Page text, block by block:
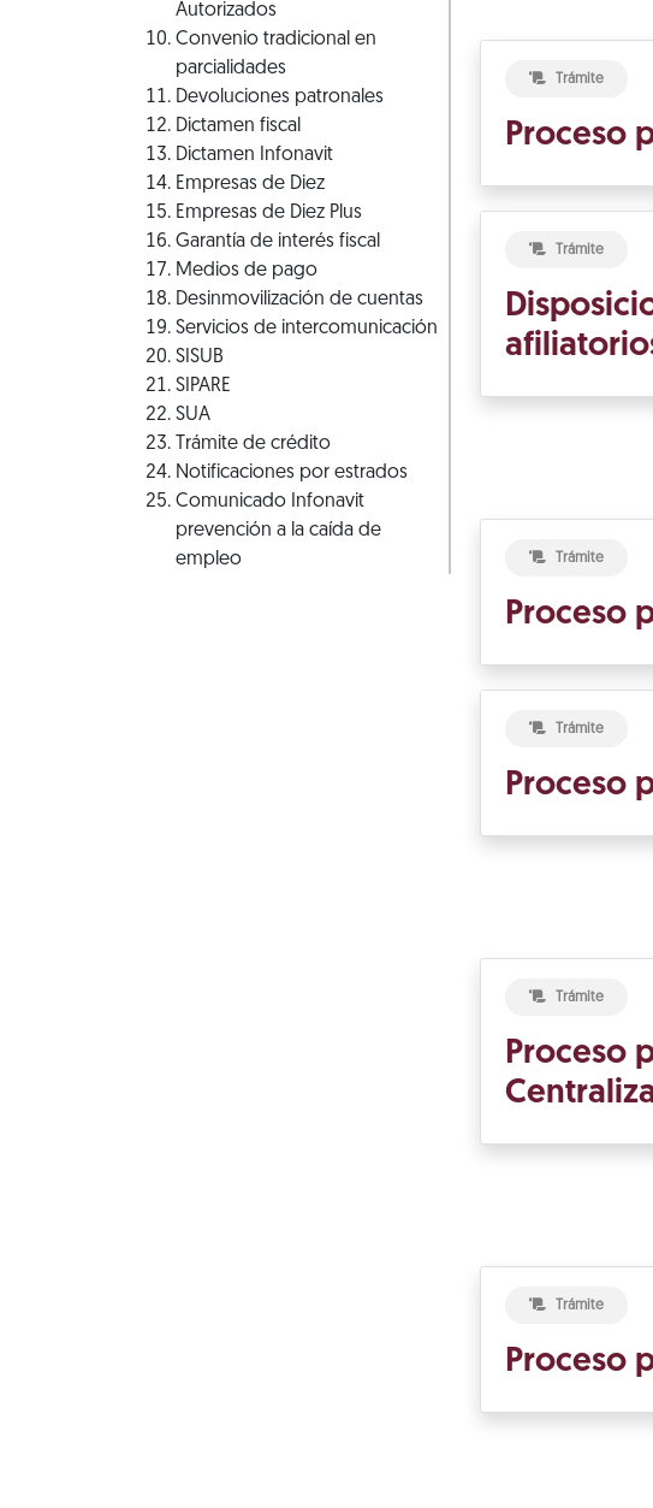
Autorizados
Convenio tradicional en
parcialidades
Devoluciones patronales
Dictamen fiscal
Dictamen Infonavit
Empresas de Diez
Empresas de Diez Plus
Garantía de interés fiscal
Medios de pago
Desinmovilización de cuentas
Servicios de intercomunicación
SISUB
SIPARE
SUA
Trámite de crédito
Notificaciones por estrados
Comunicado Infonavit
prevención a la caída de
empleo
Trámite
Proceso
Trámite
Trámite
Proceso
Trámite
Proceso
Trámite
Proceso
Trámite
Proceso